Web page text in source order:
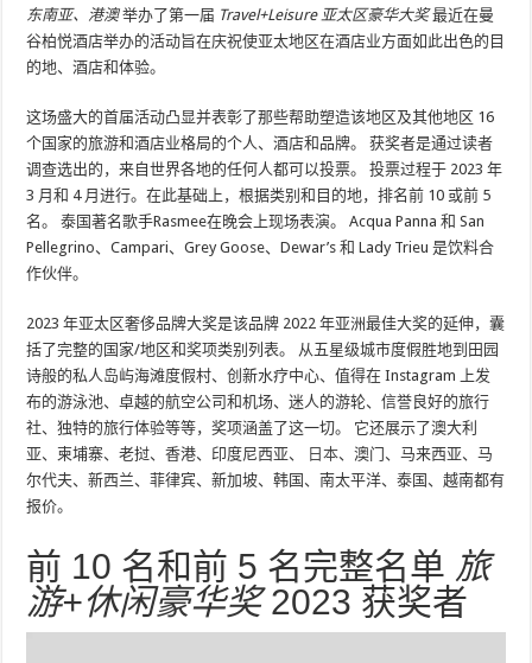
东南亚、港澳举办了第一届 Travel+Leisure 亚太区豪华大奖最近在曼
谷柏悦酒店举办的活动旨在庆祝使亚太地区在酒店业方面如此出色的目
的地、酒店和体验。
这场盛大的首届活动凸显并表彰了那些帮助塑造该地区及其他地区 16
个国家的旅游和酒店业格局的个人、酒店和品牌。 获奖者是通过读者
调查选出的，来自世界各地的任何人都可以投票。 投票过程于 2023 年
3 月和 4 月进行。在此基础上，根据类别和目的地，排名前 10 或前 5
名。 泰国著名歌手Rasmee在晚会上现场表演。 Acqua Panna 和 San
Pellegrino、Campari、Grey Goose、Dewar’s 和 Lady Trieu 是饮料合
作伙伴。
2023 年亚太区奢侈品牌大奖是该品牌 2022 年亚洲最佳大奖的延伸，囊
括了完整的国家/地区和奖项类别列表。 从五星级城市度假胜地到田园
诗般的私人岛屿海滩度假村、创新水疗中心、值得在 Instagram 上发
布的游泳池、卓越的航空公司和机场、迷人的游轮、信誉良好的旅行
社、独特的旅行体验等等，奖项涵盖了这一切。 它还展示了澳大利
亚、柬埔寨、老挝、香港、印度尼西亚、
日本、澳门、马来西亚、马
尔代夫、新西兰、菲律宾、新加坡、韩国、南太平洋、泰国、越南都有
报价。
前 10 名和前 5 名完整名单 旅
游+休闲豪华奖2023 获奖者